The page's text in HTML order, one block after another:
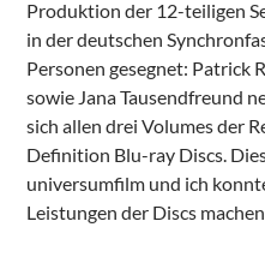
Produktion der 12-teiligen
in der deutschen
Personen gesegnet: Patrick
sowie Jana Tausendfreund
sich allen drei Volumes der
Definition Blu-ray Discs.
universumfilm und ich
Leistungen der Discs